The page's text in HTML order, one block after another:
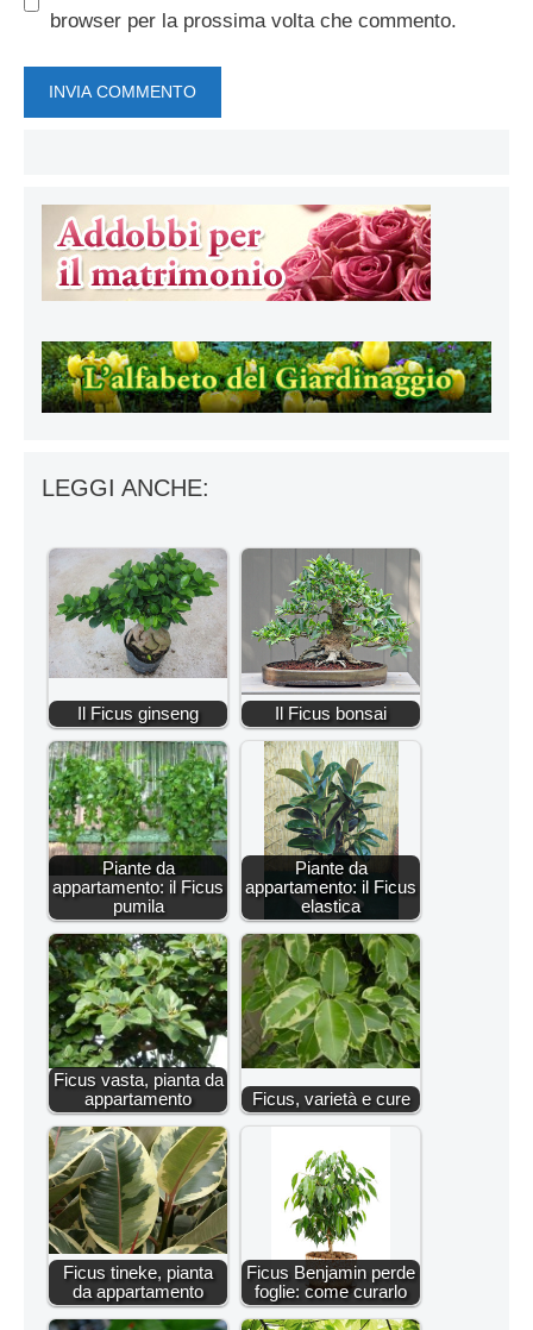
browser per la prossima volta che commento.
LEGGI ANCHE:
Il Ficus ginseng Il Ficus bonsai
Piante da
appartamento: il Ficus
pumila
Piante da
appartamento: il Ficus
elastica
Ficus vasta, pianta da
appartamento
Ficus, varietà e cure
Ficus tineke, pianta
da appartamento
Ficus Benjamin perde
foglie: come curarlo